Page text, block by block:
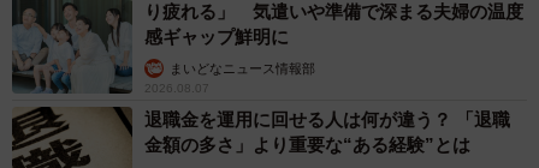
り疲れる」 気遣いや準備で深まる夫婦の温度
感ギャップ鮮明に
まいどなニュース情報部
2026.08.07
退職金を運用に回せる人は何が違う？ 「退職
金額の多さ」より重要な“ある経験”とは